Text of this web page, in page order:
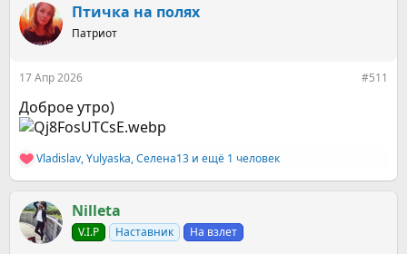
к
ц
и
Птичка на полях
Патриот
17 Апр 2026 #511
Доброе утро)
Р
е
к
ц
и
Vladislav,Yulyaska,Селена13 и ещё 1 человек
Nilleta
V.I.P Наставник На взлет